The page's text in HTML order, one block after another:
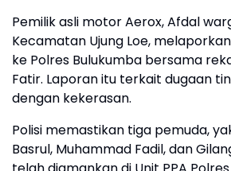
Pemilik asli motor Aerox, Afdal
Kecamatan Ujung Loe,
ke Polres Bulukumba bersama
Fatir. Laporan itu terkait dugaan
dengan kekerasan.
Polisi memastikan tiga pemuda,
Basrul, Muhammad Fadil, dan